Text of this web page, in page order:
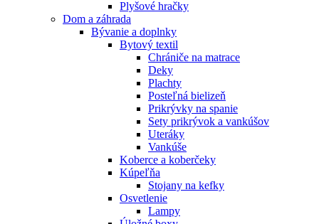
Plyšové hračky
Dom a záhrada
Bývanie a doplnky
Bytový textil
Chrániče na matrace
Deky
Plachty
Posteľná bielizeň
Prikrývky na spanie
Sety prikrývok a vankúšov
Uteráky
Vankúše
Koberce a koberčeky
Kúpeľňa
Stojany na kefky
Osvetlenie
Lampy